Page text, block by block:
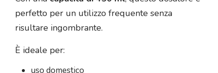
perfetto per un utilizzo frequente senza
risultare ingombrante.
È ideale per:
uso domestico